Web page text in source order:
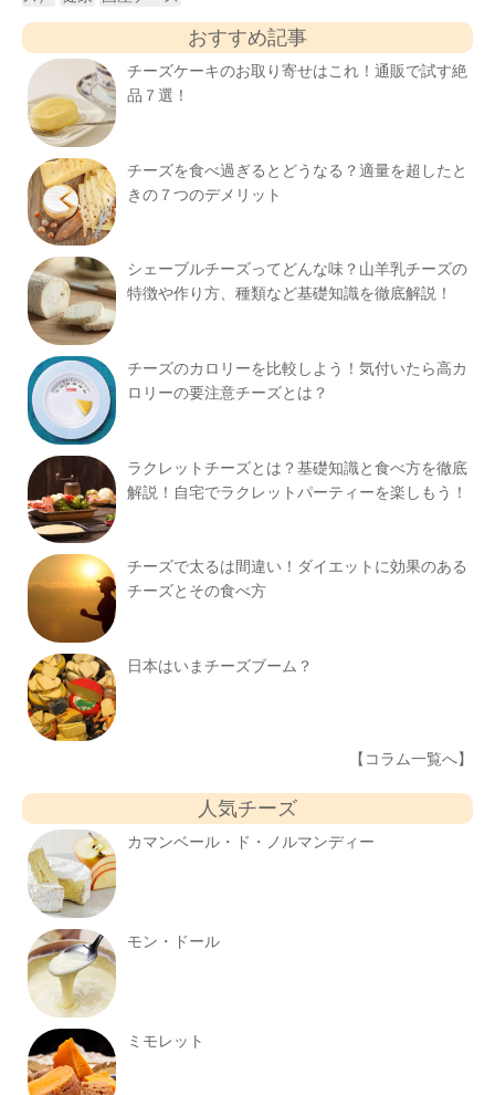
おすすめ記事
チーズケーキのお取り寄せはこれ！通販で試す絶
品７選！
チーズを食べ過ぎるとどうなる？適量を超したと
きの７つのデメリット
シェーブルチーズってどんな味？山羊乳チーズの
特徴や作り方、種類など基礎知識を徹底解説！
チーズのカロリーを比較しよう！気付いたら高カ
ロリーの要注意チーズとは？
ラクレットチーズとは？基礎知識と食べ方を徹底
解説！自宅でラクレットパーティーを楽しもう！
チーズで太るは間違い！ダイエットに効果のある
チーズとその食べ方
日本はいまチーズブーム？
【コラム一覧へ】
人気チーズ
カマンベール・ド・ノルマンディー
モン・ドール
ミモレット